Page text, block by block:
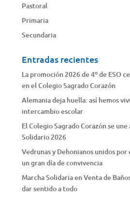
Pastoral
Primaria
Secundaria
Entradas recientes
La promoción 2026 de 4º de ESO
en el Colegio Sagrado Corazón
Alemania deja huella: así hemos
intercambio escolar
El Colegio Sagrado Corazón se
Solidario 2026
Vedrunas y Dehonianos unidos
un gran día de convivencia
Marcha Solidaria en Venta de
dar sentido a todo